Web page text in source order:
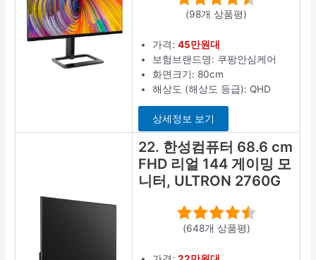
(98개 상품평)
가격:45만원대
보험브랜드명: 쿠팡안심케어
화면크기: 80cm
해상도 (해상도 등급): QHD
상세정보 보기
22. 한성컴퓨터 68.6 cm
FHD 리얼 144 게이밍 모
니터, ULTRON 2760G
(648개 상품평)